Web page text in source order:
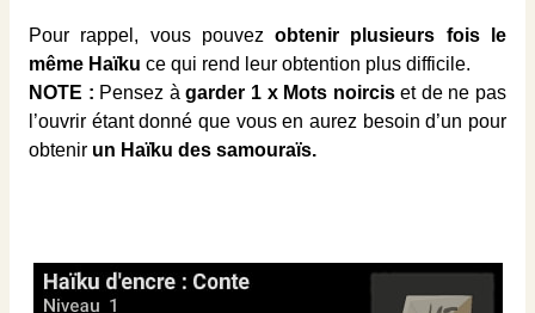
Pour rappel, vous pouvezobtenir plusieurs fois le
même Haïku ce qui rend leur obtention plus difficile.
NOTE : Pensez àgarder 1 x Mots noirciset de ne pas
l’ouvrir étant donné que vous en aurez besoin d’un pour
obtenir un Haïku des samouraïs.